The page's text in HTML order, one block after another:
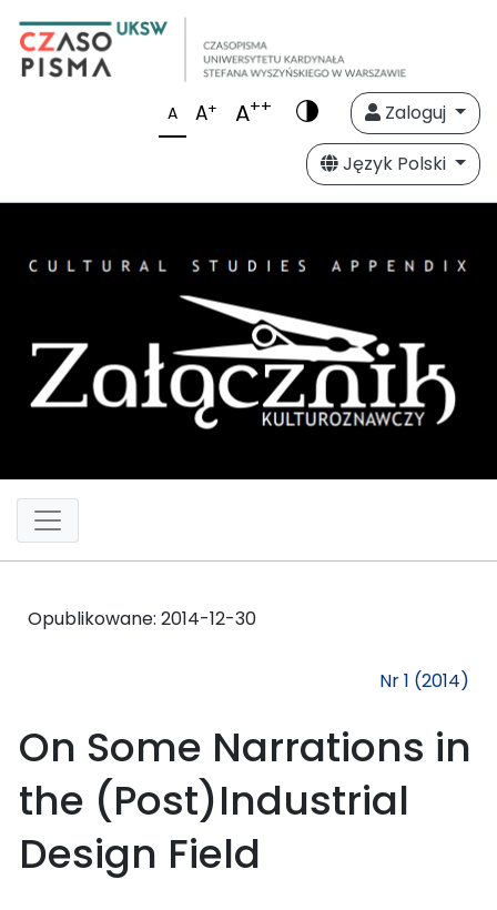
A A+ A++
Zaloguj
Język Polski
Opublikowane: 2014-12-30
Nr 1 (2014)
On Some Narrations in
the (Post)Industrial
Design Field